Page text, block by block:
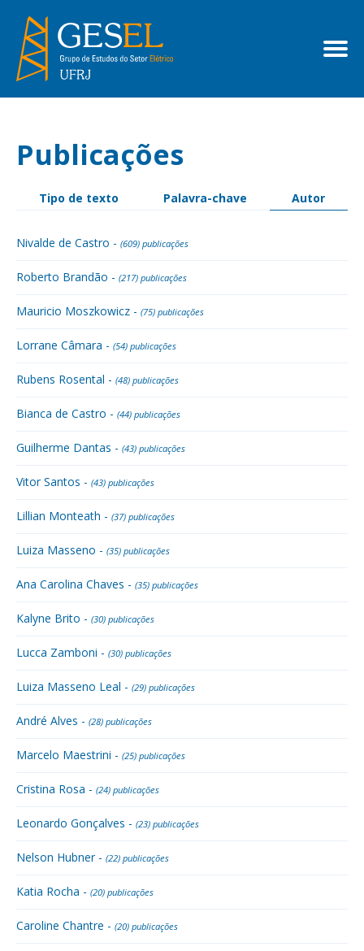
Publicações
Tipo de texto Palavra-chave Autor
Nivalde de Castro - (609) publicações
Roberto Brandão - (217) publicações
Mauricio Moszkowicz - (75) publicações
Lorrane Câmara - (54) publicações
Rubens Rosental - (48) publicações
Bianca de Castro - (44) publicações
Guilherme Dantas - (43) publicações
Vitor Santos - (43) publicações
Lillian Monteath - (37) publicações
Luiza Masseno - (35) publicações
Ana Carolina Chaves - (35) publicações
Kalyne Brito - (30) publicações
Lucca Zamboni - (30) publicações
Luiza Masseno Leal - (29) publicações
André Alves - (28) publicações
Marcelo Maestrini - (25) publicações
Cristina Rosa - (24) publicações
Leonardo Gonçalves - (23) publicações
Nelson Hubner - (22) publicações
Katia Rocha - (20) publicações
Caroline Chantre - (20) publicações